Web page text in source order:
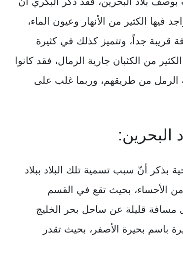
فيها الكثير من الأنهار وعيون الماء،
قريبة جداً، وتتميز كذلك في كثيرة
من الكثبان جارية الرمال، فقد كانوا
الرمل من طريقهم، وربما غلب على
البحرين:
بذكر أنّ سبب تسمية تلك البلاد ببلاد
من الأحساء، بحيث تقع في القسم
مسافة قليلة عن ساحل بحر الخليج
باسم بحيرة الأصفر، بحيث تقدر